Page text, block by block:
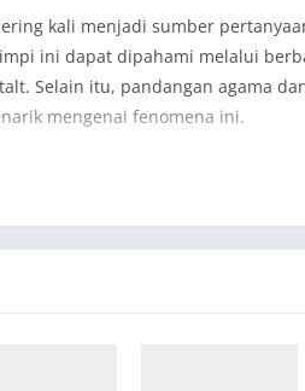
kali menjadi sumber
ini dapat dipahami melalui
Selain itu, pandangan agama
mengenai fenomena ini.
Psikologi
jatuh, ini mungkin